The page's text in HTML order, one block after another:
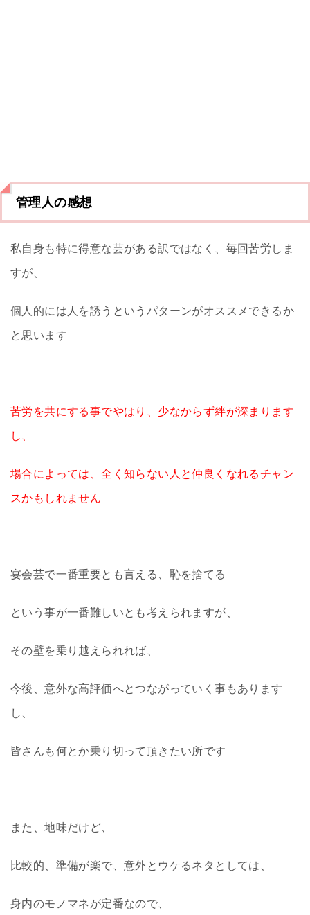
管理人の感想
私自身も特に得意な芸がある訳ではなく、毎回苦労しま
すが、
個人的には人を誘うというパターンがオススメできるか
と思います
苦労を共にする事でやはり、少なからず絆が深まります
し、
場合によっては、全く知らない人と仲良くなれるチャン
スかもしれません
宴会芸で一番重要とも言える、恥を捨てる
という事が一番難しいとも考えられますが、
その壁を乗り越えられれば、
今後、意外な高評価へとつながっていく事もあります
し、
皆さんも何とか乗り切って頂きたい所です
また、地味だけど、
比較的、準備が楽で、意外とウケるネタとしては、
身内のモノマネが定番なので、